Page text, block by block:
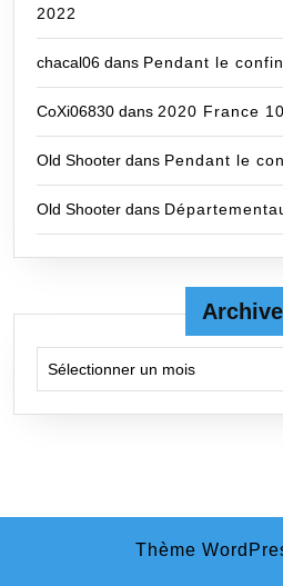
2022
chacal06 dans Pendant le
CoXi06830 dans 2020 France
Old Shooter dans Pendant le
Old Shooter dans
Thème